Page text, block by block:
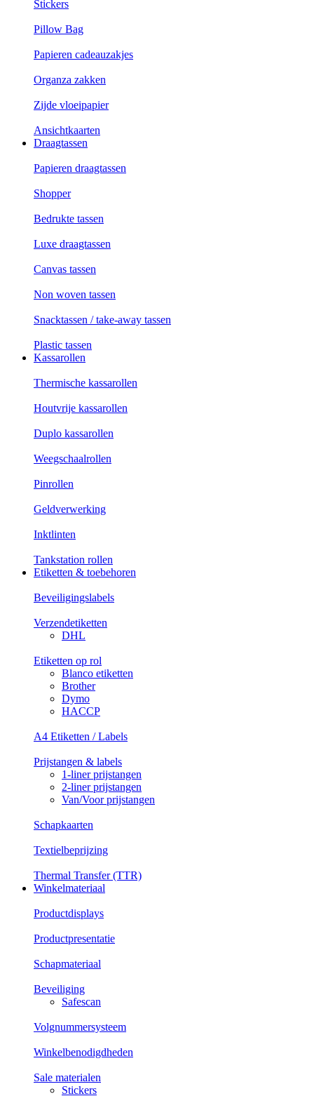
Stickers
Pillow Bag
Papieren cadeauzakjes
Organza zakken
Zijde vloeipapier
Ansichtkaarten
Draagtassen
Papieren draagtassen
Shopper
Bedrukte tassen
Luxe draagtassen
Canvas tassen
Non woven tassen
Snacktassen / take-away tassen
Plastic tassen
Kassarollen
Thermische kassarollen
Houtvrije kassarollen
Duplo kassarollen
Weegschaalrollen
Pinrollen
Geldverwerking
Inktlinten
Tankstation rollen
Etiketten & toebehoren
Beveiligingslabels
Verzendetiketten
DHL
Etiketten op rol
Blanco etiketten
Brother
Dymo
HACCP
A4 Etiketten / Labels
Prijstangen & labels
1-liner prijstangen
2-liner prijstangen
Van/Voor prijstangen
Schapkaarten
Textielbeprijzing
Thermal Transfer (TTR)
Winkelmateriaal
Productdisplays
Productpresentatie
Schapmateriaal
Beveiliging
Safescan
Volgnummersysteem
Winkelbenodigdheden
Sale materialen
Stickers